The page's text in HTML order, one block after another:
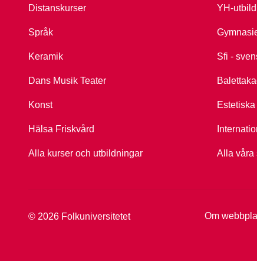
Distanskurser
Språk
Keramik
Dans Musik Teater
Konst
Hälsa Friskvård
Alla kurser och utbildningar
YH-
Sfi -
Alla våra
© 2026 Folkuniversitetet Om